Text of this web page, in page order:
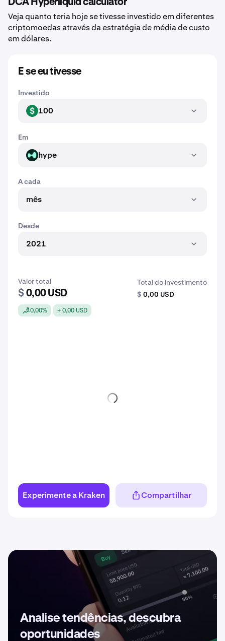
DCA Hyperliquid calculator
Veja quanto teria hoje se tivesse investido em diferentes
criptomoedas através da estratégia de média de custo
em dólares.
E se eu tivesse
Investido
USD 100
Em
HYPE hype
A cada
mês
Desde
2021
Valor total
$ 0,00 USD
0,00% + 0,00 USD
Total do investimento
$ 0,00 USD
Experimente a Kraken Compartilhar
Analise tendências, descubra
oportunidades